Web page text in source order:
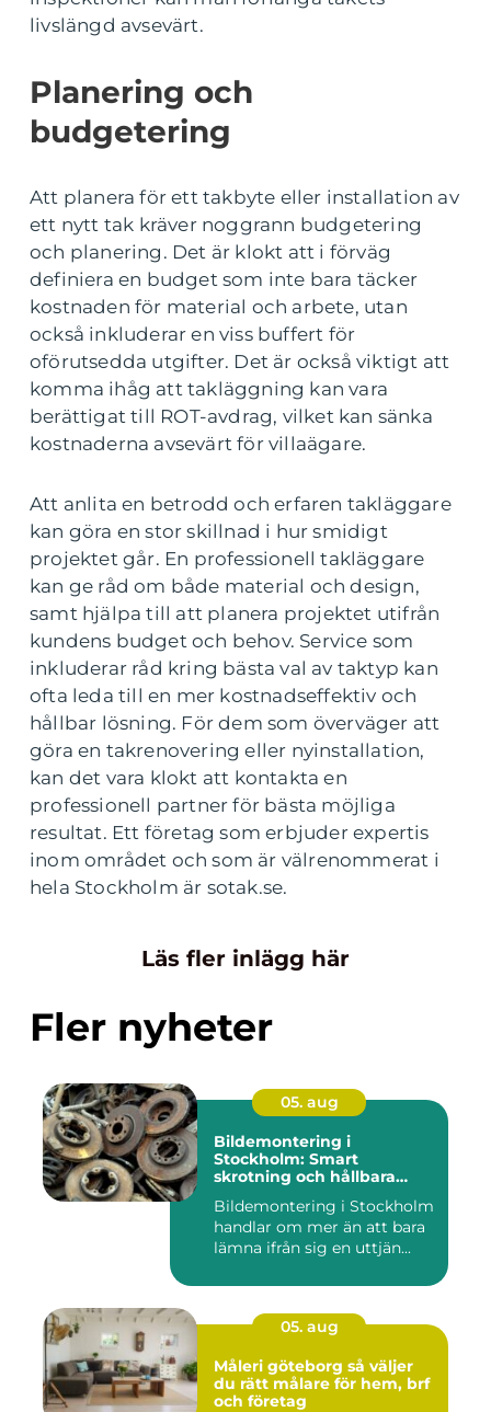
livslängd avsevärt.
Planering och
budgetering
Att planera för ett takbyte eller installation av
ett nytt tak kräver noggrann budgetering
och planering. Det är klokt att i förväg
definiera en budget som inte bara täcker
kostnaden för material och arbete, utan
också inkluderar en viss buffert för
oförutsedda utgifter. Det är också viktigt att
komma ihåg att takläggning kan vara
berättigat till ROT-avdrag, vilket kan sänka
kostnaderna avsevärt för villaägare.
Att anlita en betrodd och erfaren takläggare
kan göra en stor skillnad i hur smidigt
projektet går. En professionell takläggare
kan ge råd om både material och design,
samt hjälpa till att planera projektet utifrån
kundens budget och behov. Service som
inkluderar råd kring bästa val av taktyp kan
ofta leda till en mer kostnadseffektiv och
hållbar lösning. För dem som överväger att
göra en takrenovering eller nyinstallation,
kan det vara klokt att kontakta en
professionell partner för bästa möjliga
resultat. Ett företag som erbjuder expertis
inom området och som är välrenommerat i
hela Stockholm är sotak.se.
Läs fler inlägg här
Fler nyheter
05. aug
Bildemontering i
Stockholm: Smart
skrotning och hållbara
Bildemontering i Stockholm
handlar om mer än att bara
lämna ifrån sig en uttjän...
05. aug
Måleri göteborg så väljer
du rätt målare för hem, brf
och företag